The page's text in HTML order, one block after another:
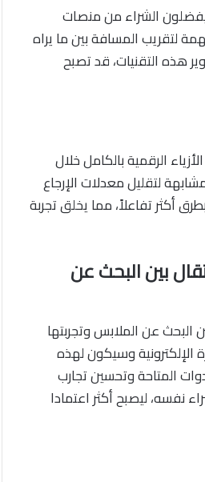
يفضلون الشراء من منصات
لتقريب المسافة بين ما يراه
هذه التقنيات، قد تصبح
الرقمية بالكامل خلال
لتقليل معدلات الإرجاع
أكثر تفاعلاً، مما يخلق تجربة
بين البحث عن
عن الملابس وتجربتها
الإلكترونية وسيكون لهذه
المتاحة وتحسين تجارب
نفسه، ليصبح أكثر اعتمادا